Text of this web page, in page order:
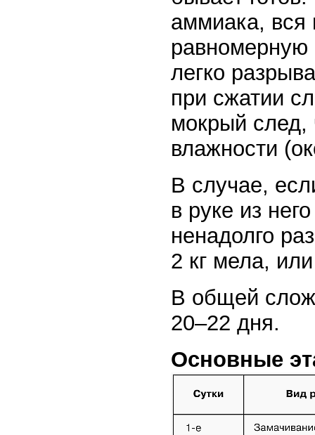
аммиака, вся
равномерную
легко
при сжатии
мокрый след,
влажности
В случае,
в руке из
ненадолго
2 кг мела,
В общей
20–22 дня.
Основные